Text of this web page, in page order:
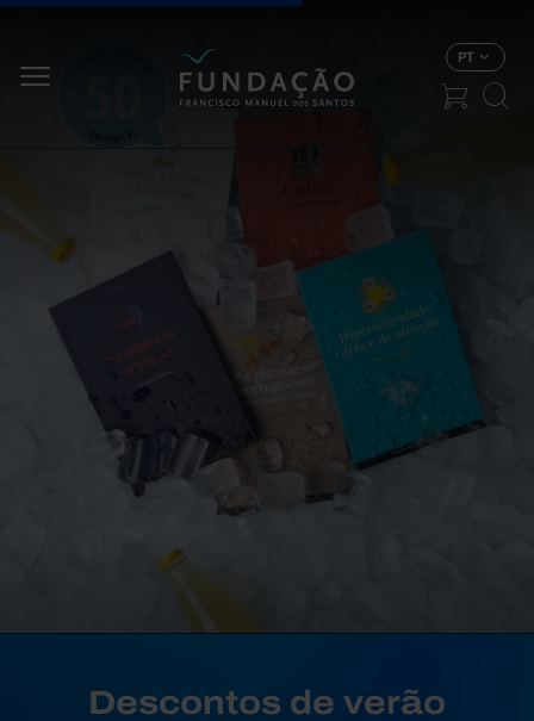
PT
Descontos de verão